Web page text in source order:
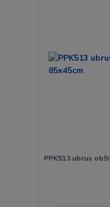
PPK513 ubrus